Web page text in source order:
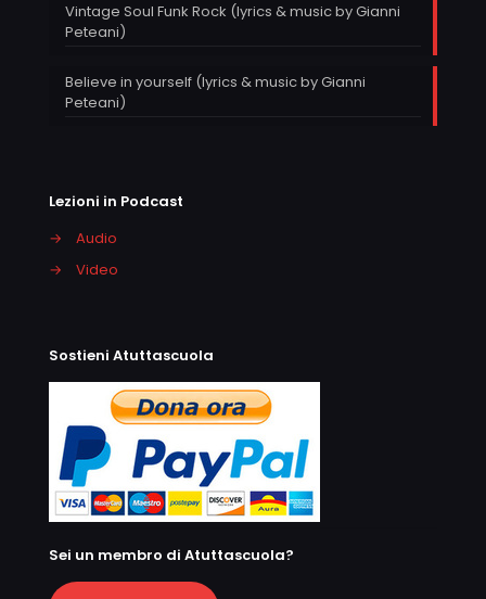
Vintage Soul Funk Rock (lyrics & music by Gianni
Peteani)
Believe in yourself (lyrics & music by Gianni
Peteani)
Lezioni in Podcast
→
Audio
→
Video
Sostieni Atuttascuola
Sei un membro di Atuttascuola?